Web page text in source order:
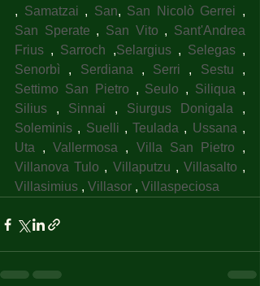
, Samatzai , San, San Nicolò Gerrei
San Sperate , San Vito , Sant'Andrea
Frius , Sarroch ,Selargius , Selegas
Senorbì , Serdiana , Serri , Sestu
Settimo San Pietro , Seulo , Siliqua
Silius , Sinnai , Siurgus Donigala
Soleminis , Suelli , Teulada , Ussana
Uta , Vallermosa , Villa San Pietro
Villanova Tulo , Villaputzu , Villasalto
Villasimius , Villasor , Villaspeciosa